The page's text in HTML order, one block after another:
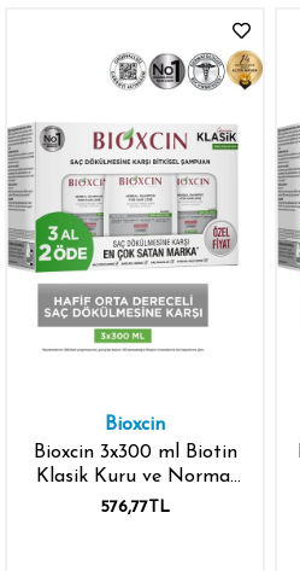
Bioxcin
Bioxcin 3x300 ml Biotin
Klasik Kuru ve Normal
Saç Dökülmesine Karşı
576,77TL